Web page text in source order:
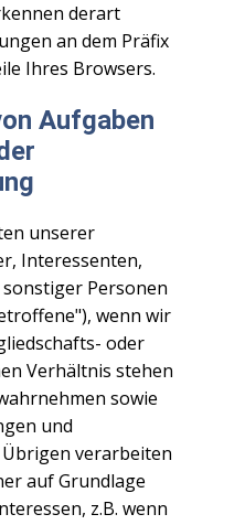
derart
an dem Präfix
Ihres Browsers.
Aufgaben
unserer
Interessenten,
Personen
wenn wir
oder
Verhältnis stehen
sowie
und
verarbeiten
auf Grundlage
z.B. wenn